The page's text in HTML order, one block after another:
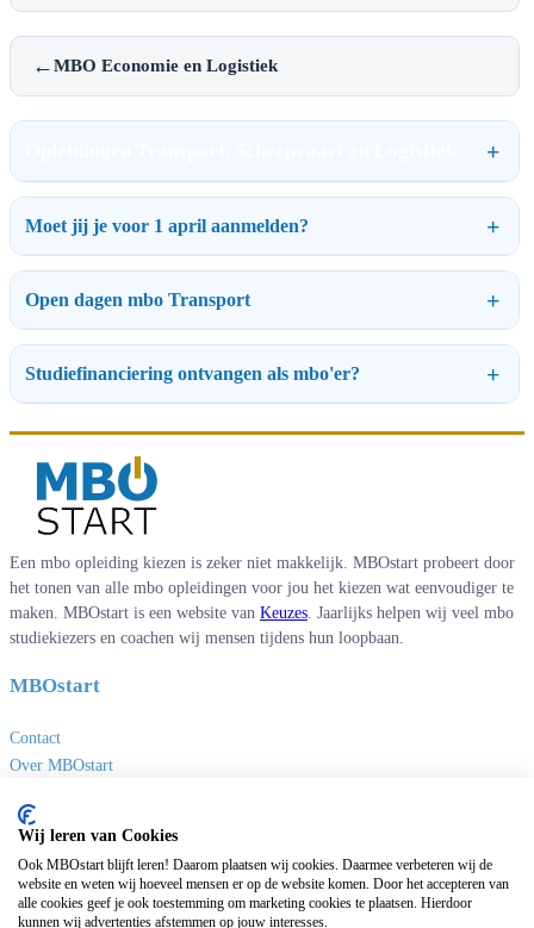
←MBO Economie en Logistiek
Moet jij je voor 1 april aanmelden?
Open dagen mbo Transport
Studiefinanciering ontvangen als mbo'er?
Een mbo opleiding kiezen is zeker niet makkelijk. MBOstart probeert door
het tonen van alle mbo opleidingen voor jou het kiezen wat eenvoudiger te
maken. MBOstart is een website van Keuzes . Jaarlijks helpen wij veel mbo
studiekiezers en coachen wij mensen tijdens hun loopbaan.
MBOstart
Contact
Over MBOstart
Disclaimer en privacy
MBO links
Sites van Keuzes
Wij leren van Cookies
Ook MBOstart blijft leren! Daarom plaatsen wij cookies. Daarmee verbeteren wij de
website en weten wij hoeveel mensen er op de website komen. Door het accepteren van
alle cookies geef je ook toestemming om marketing cookies te plaatsen. Hierdoor
kunnen wij advertenties afstemmen op jouw interesses.